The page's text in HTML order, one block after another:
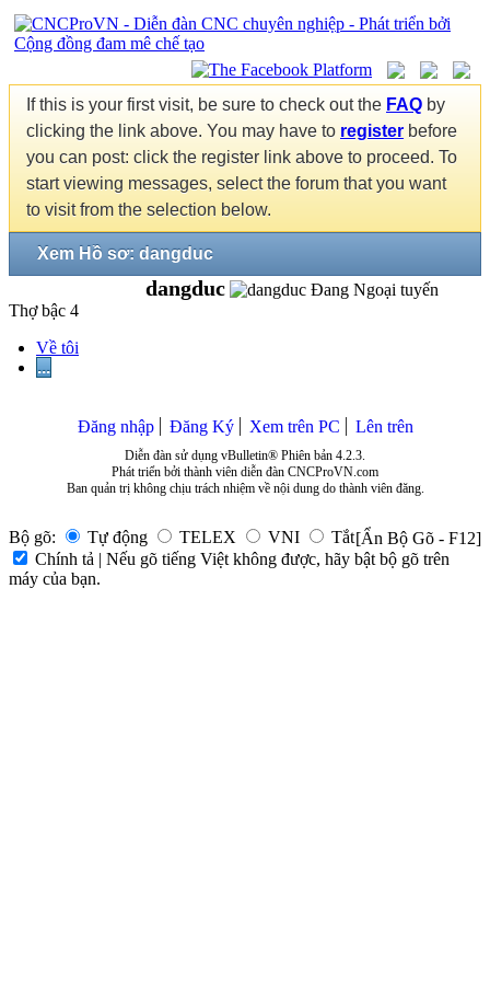
If this is your first visit, be sure to check out the FAQ by
clicking the link above. You may have to register before
you can post: click the register link above to proceed. To
start viewing messages, select the forum that you want
to visit from the selection below.
Xem Hồ sơ: dangduc
dangduc
Thợ bậc 4
Về tôi
...
Đăng nhập Đăng Ký Xem trên PC Lên trên
Diễn đàn sử dụng vBulletin® Phiên bản 4.2.3.
Phát triển bởi thành viên diễn đàn CNCProVN.com
Ban quản trị không chịu trách nhiệm về nội dung do thành viên đăng.
Bộ gõ: Tự động TELEX VNI Tắt[Ẩn Bộ Gõ - F12]
Chính tả | Nếu gõ tiếng Việt không được, hãy bật bộ gõ trên
máy của bạn.